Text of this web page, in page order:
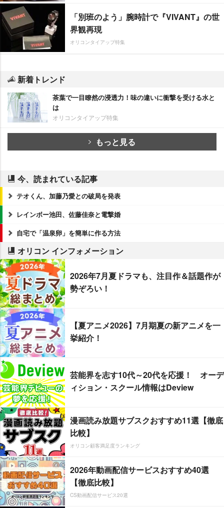
「別班のよう」腕時計で『VIVANT』の世
界観再現
オリコンタイアップ特集
新着トレンド
茶葉で一目瞭然の浸透力！味の違いに衝撃を受ける水と
は
オリコンタイアップ特集
もっと見る
今、読まれている記事
テオくん、加藤乃愛との破局を発表
レインボー池田、佐藤佳奈と電撃婚
自宅で「温泉卵」を簡単に作る方法
オリコン インフォメーション
2026年7月夏ドラマも、注目作＆話題作が
勢ぞろい！
【夏アニメ2026】7月期夏の新アニメを一
挙紹介！
芸能界を志す10代～20代を応援！ オーデ
ィション・スクール情報はDeview
漫画読み放題サブスクおすすめ11選【徹底
比較】
オリコン顧客満足度ランキング
2026年動画配信サービスおすすめ40選
【徹底比較】
CS動画配信サービス20選